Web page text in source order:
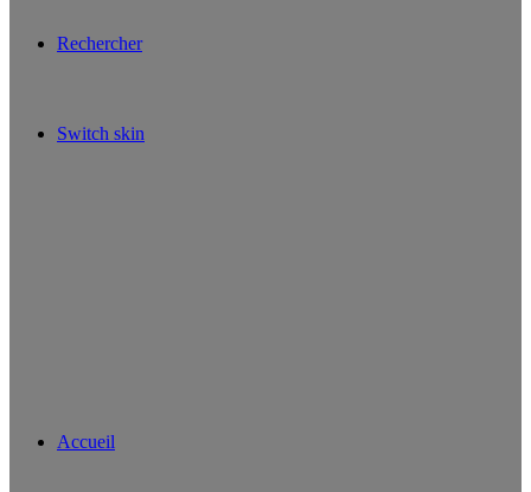
Rechercher
Switch skin
Accueil